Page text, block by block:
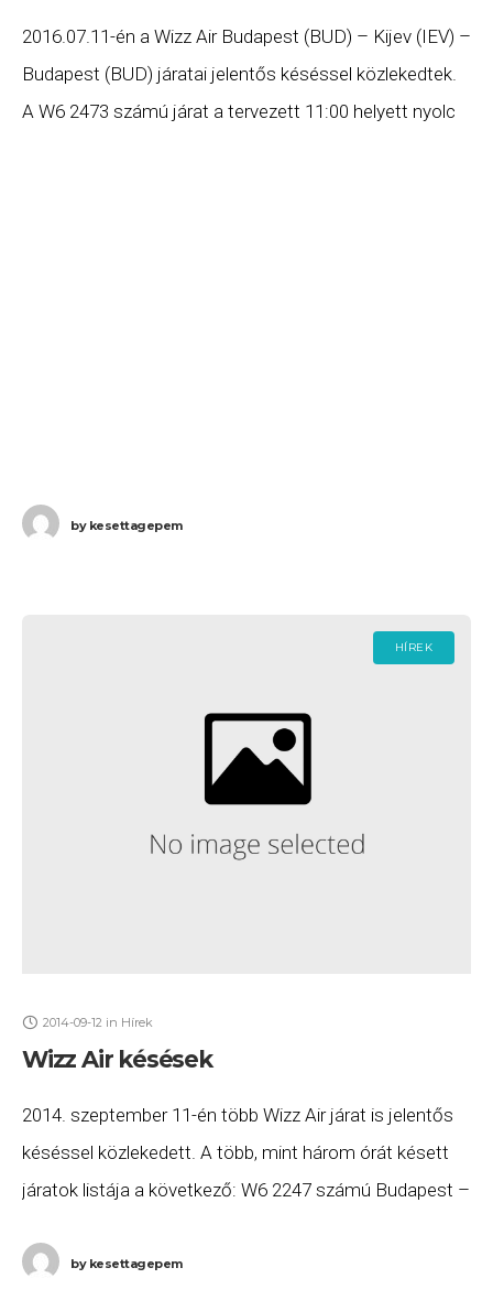
2016.07.11-én a Wizz Air Budapest (BUD) – Kijev (IEV) –
Budapest (BUD) járatai jelentős késéssel közlekedtek.
A W6 2473 számú járat a tervezett 11:00 helyett nyolc
bykesettagepem
HÍREK
2014-09-12 in Hírek
Wizz Air késések
2014. szeptember 11-én több Wizz Air járat is jelentős
késéssel közlekedett. A több, mint három órát késett
járatok listája a következő: W6 2247 számú Budapest –
bykesettagepem